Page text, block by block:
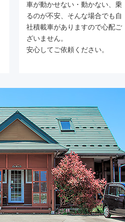
車が動かせない・動かない、乗
るのが不安、そんな場合でも自
社積載車がありますので心配ご
ざいません。
安心してご依頼ください。